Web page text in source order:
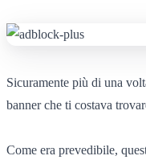
Sicuramente più di una
banner che ti costava
Come era prevedibile,